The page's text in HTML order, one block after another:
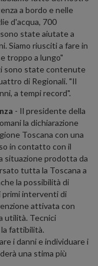
a bordo e nelle
d'acqua, 700
state aiutate a
Siamo riusciti a fare in
troppo a lungo"
sono state contenute
di Regionali. "Il
a tempi record".
- Il presidente della
la dichiarazione
Toscana con una
in contatto con il
situazione prodotta da
tutta la Toscana a
la possibilità di
primi interventi di
attivata con
utilità. Tecnici
la fattibilità.
i danni e individuare i
una stima più